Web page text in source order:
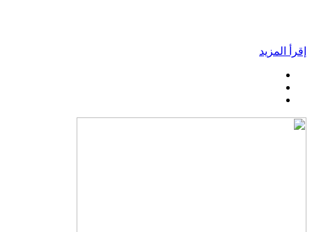
إقرأ المزيد